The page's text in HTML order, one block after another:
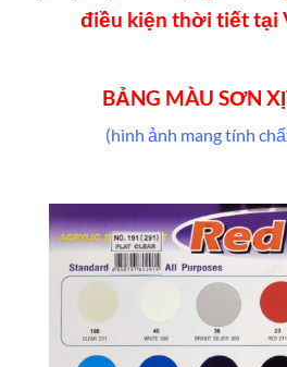
điều kiện thời tiết tại
BẢNG MÀU SƠN
(hình ảnh mang tính